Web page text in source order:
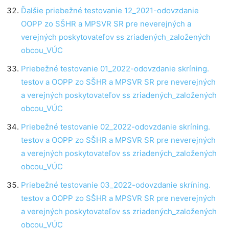
Ďalšie priebežné testovanie 12_2021-odovzdanie
OOPP zo SŠHR a MPSVR SR pre neverejných a
verejných poskytovateľov ss zriadených_založených
obcou_VÚC
Priebežné testovanie 01_2022-odovzdanie skríning.
testov a OOPP zo SŠHR a MPSVR SR pre neverejných
a verejných poskytovateľov ss zriadených_založených
obcou_VÚC
Priebežné testovanie 02_2022-odovzdanie skríning.
testov a OOPP zo SŠHR a MPSVR SR pre neverejných
a verejných poskytovateľov ss zriadených_založených
obcou_VÚC
Priebežné testovanie 03_2022-odovzdanie skríning.
testov a OOPP zo SŠHR a MPSVR SR pre neverejných
a verejných poskytovateľov ss zriadených_založených
obcou_VÚC